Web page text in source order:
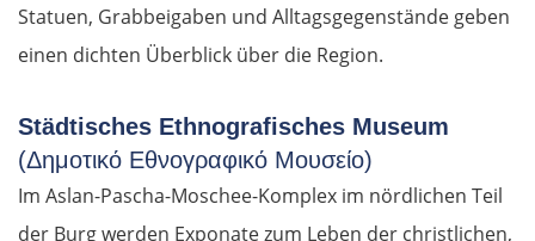
Statuen, Grabbeigaben und Alltagsgegenstände geben
einen dichten Überblick über die Region.
Städtisches Ethnografisches Museum
(Δημοτικό Εθνογραφικό Μουσείο)
Im Aslan-Pascha-Moschee-Komplex im nördlichen Teil
der Burg werden Exponate zum Leben der christlichen,